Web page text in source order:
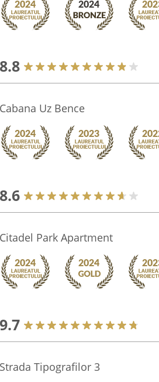
8.8
Cabana Uz Bence
8.6
Citadel Park Apartment
9.7
Strada Tipografilor 3